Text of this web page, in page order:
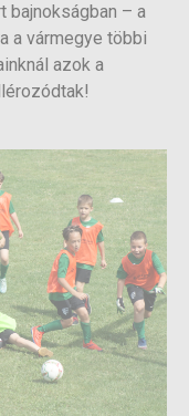
bajnokságban – a
a vármegye többi
azok a